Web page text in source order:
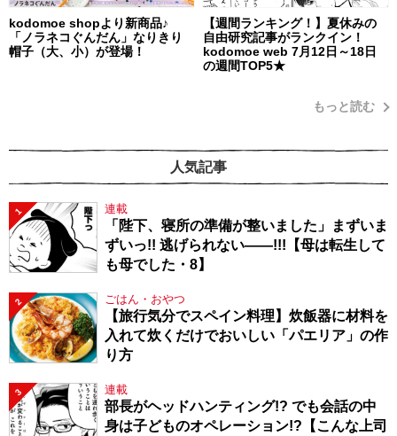
kodomoe shopより新商品♪
「ノラネコぐんだん」なりきり
帽子（大、小）が登場！
【週間ランキング！】夏休みの
自由研究記事がランクイン！
kodomoe web 7月12日～18日
の週間TOP5★
もっと読む
人気記事
1 連載
「陛下、寝所の準備が整いました」まずいま
ずいっ!! 逃げられない――!!!【母は転生して
も母でした・8】
2 ごはん・おやつ
【旅行気分でスペイン料理】炊飯器に材料を
入れて炊くだけでおいしい「パエリア」の作
り方
3 連載
部長がヘッドハンティング!? でも会話の中
身は子どものオペレーション!?【こんな上司